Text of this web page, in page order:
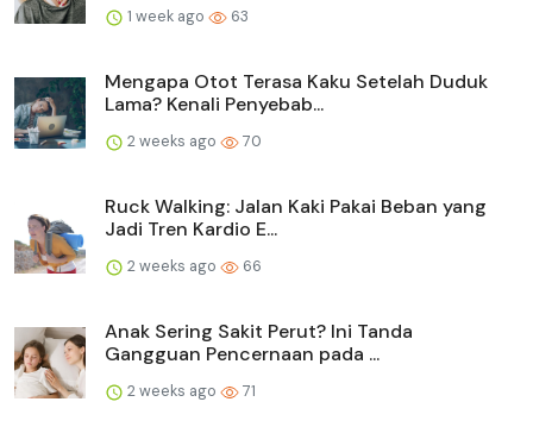
1 week ago 63
Mengapa Otot Terasa Kaku Setelah Duduk
Lama? Kenali Penyebab...
2 weeks ago 70
Ruck Walking: Jalan Kaki Pakai Beban yang
Jadi Tren Kardio E...
2 weeks ago 66
Anak Sering Sakit Perut? Ini Tanda
Gangguan Pencernaan pada ...
2 weeks ago 71